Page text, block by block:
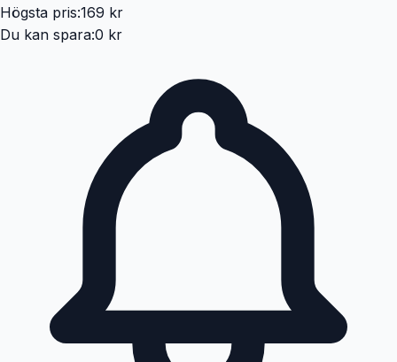
Högsta pris:169 kr
Du kan spara:0 kr